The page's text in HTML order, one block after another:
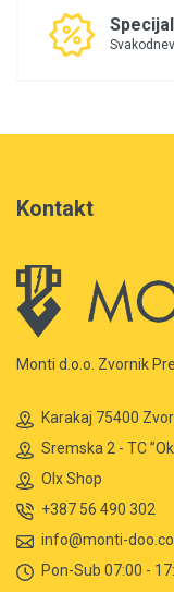
Kontakt
Monti d.o.o. Zvornik
Karakaj 75400
Sremska 2 - TC
Olx Shop
+387 56 490 302
info@monti-
Pon-Sub 07:00 -